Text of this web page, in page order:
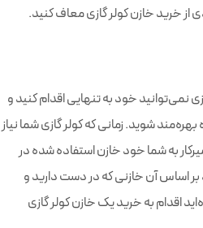
از خرید خازن کولر گازی معاف کنید.
نمی‌توانید خود به تنهایی اقدام کنید و
شوید. زمانی که کولر گازی شما نیاز
به شما خود خازن استفاده شده در
اساس آن خازنی که در دست دارید و
اقدام به خرید یک خازن کولر گازی